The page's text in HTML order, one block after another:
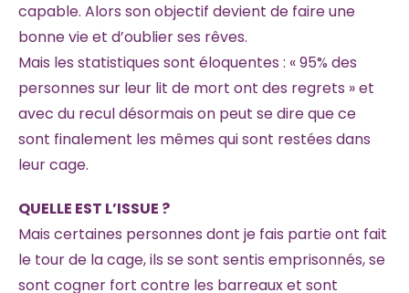
capable. Alors son objectif devient de faire une
bonne vie et d’oublier ses rêves.
Mais les statistiques sont éloquentes : « 95% des
personnes sur leur lit de mort ont des regrets » et
avec du recul désormais on peut se dire que ce
sont finalement les mêmes qui sont restées dans
leur cage.
QUELLE EST L’ISSUE ?
Mais certaines personnes dont je fais partie ont fait
le tour de la cage, ils se sont sentis emprisonnés, se
sont cogner fort contre les barreaux et sont